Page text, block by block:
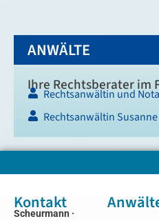
ANWÄLTE
Ihre Rechtsberater im
Rechtsanwältin und
Rechtsanwältin
Kontakt
Scheurmann ·